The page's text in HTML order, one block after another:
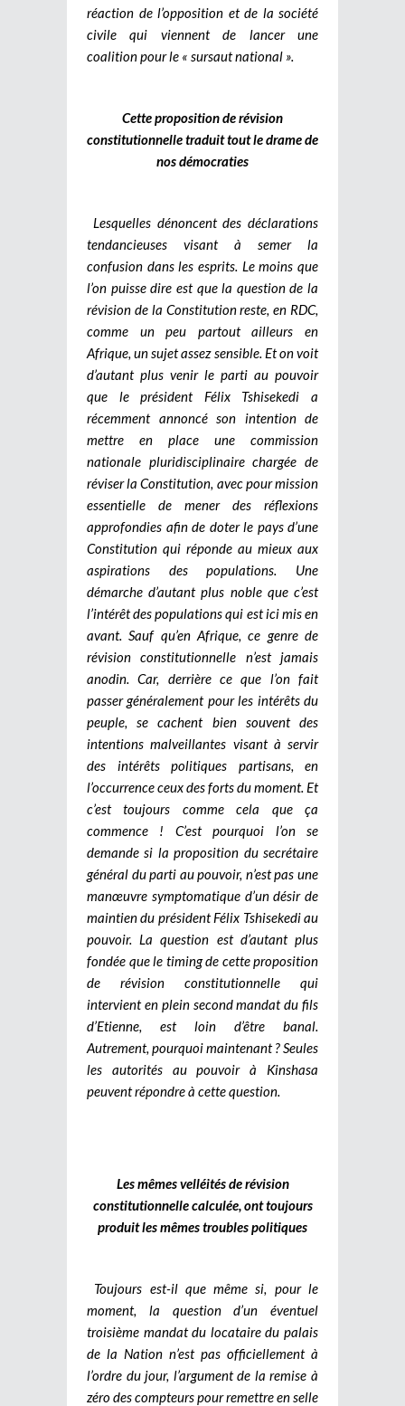
réaction de l’opposition et de la société
civile qui viennent de lancer une
coalition pour le « sursaut national ».
Cette proposition de révision
constitutionnelle traduit tout le drame de
nos démocraties
Lesquelles dénoncent des déclarations
tendancieuses visant à semer la
confusion dans les esprits. Le moins que
l’on puisse dire est que la question de la
révision de la Constitution reste, en RDC,
comme un peu partout ailleurs en
Afrique, un sujet assez sensible. Et on voit
d’autant plus venir le parti au pouvoir
que le président Félix Tshisekedi a
récemment annoncé son intention de
mettre en place une commission
nationale pluridisciplinaire chargée de
réviser la Constitution, avec pour mission
essentielle de mener des réflexions
approfondies afin de doter le pays d’une
Constitution qui réponde au mieux aux
aspirations des populations. Une
démarche d’autant plus noble que c’est
l’intérêt des populations qui est ici mis en
avant. Sauf qu’en Afrique, ce genre de
révision constitutionnelle n’est jamais
anodin. Car, derrière ce que l’on fait
passer généralement pour les intérêts du
peuple, se cachent bien souvent des
intentions malveillantes visant à servir
des intérêts politiques partisans, en
l’occurrence ceux des forts du moment. Et
c’est toujours comme cela que ça
commence ! C’est pourquoi l’on se
demande si la proposition du secrétaire
général du parti au pouvoir, n’est pas une
manœuvre symptomatique d’un désir de
maintien du président Félix Tshisekedi au
pouvoir. La question est d’autant plus
fondée que le timing de cette proposition
de révision constitutionnelle qui
intervient en plein second mandat du fils
d’Etienne, est loin d’être banal.
Autrement, pourquoi maintenant ? Seules
les autorités au pouvoir à Kinshasa
peuvent répondre à cette question.
Les mêmes velléités de révision
constitutionnelle calculée, ont toujours
produit les mêmes troubles politiques
Toujours est-il que même si, pour le
moment, la question d’un éventuel
troisième mandat du locataire du palais
de la Nation n’est pas officiellement à
l’ordre du jour, l’argument de la remise à
zéro des compteurs pour remettre en selle